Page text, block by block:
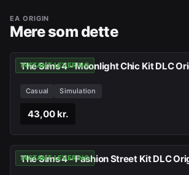
EA ORIGIN
Mere som dette
INSTANT LEVERING
The Sims 4 - Moonlight Chic Kit DLC
Casual Simulation
43,00 kr.
INSTANT LEVERING
The Sims 4 - Fashion Street Kit DLC